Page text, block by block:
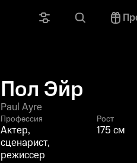
Пол Эйр
Paul Ayre
Профессия
Актер,
сценарист,
режиссер
Рост
175 см